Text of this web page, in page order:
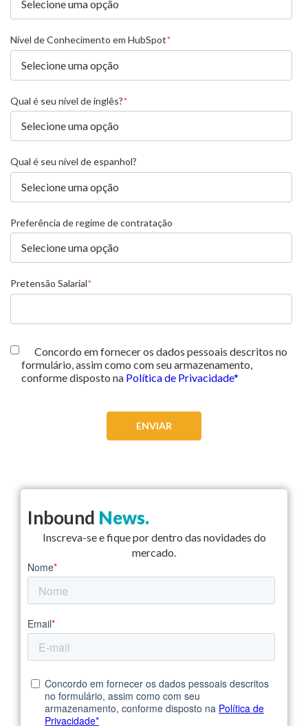
Nível de Conhecimento em HubSpot*
Qual é seu nível de inglês?*
Qual é seu nível de espanhol?
Preferência de regime de contratação
Pretensão Salarial*
Concordo em fornecer os dados pessoais descritos no
formulário, assim como com seu armazenamento,
conforme disposto na Política de Privacidade*
Inbound News.
Inscreva-se e fique por dentro das novidades do
mercado.